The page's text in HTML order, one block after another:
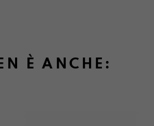
È ANCHE: